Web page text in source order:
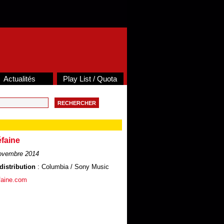
Actualités Play List / Quota
2014
: Columbia / Sony Music